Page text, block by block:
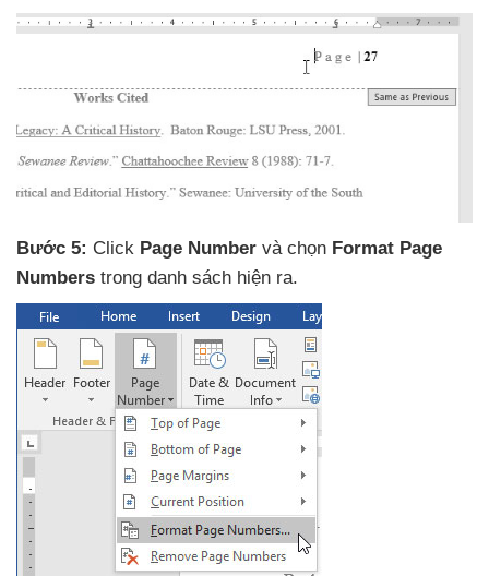
Bước 5: Click Page Number và chọn Format Page
Numbers trong danh sách hiện ra.